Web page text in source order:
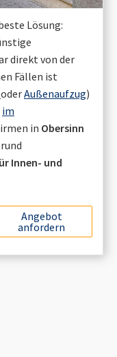
Lösung:
direkt von der
Fällen ist
oderAußenaufzug)
im
in Obersinn
Innen- und
Angebot
anfordern